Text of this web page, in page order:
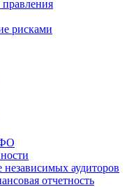
рисками
независимых аудиторов
отчетность